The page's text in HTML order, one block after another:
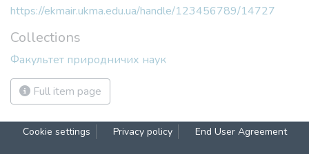
settings
policy
Agreement
Feedback